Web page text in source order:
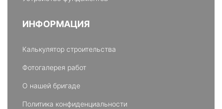
ИНФОРМАЦИЯ
Калькулятор строительства
Фотогалерея работ
О нашей бригаде
Политика конфиденциальности